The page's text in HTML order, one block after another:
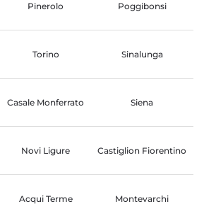
Pinerolo Poggibonsi
Torino Sinalunga
Casale Monferrato Siena
Novi Ligure Castiglion Fiorentino
Acqui Terme Montevarchi